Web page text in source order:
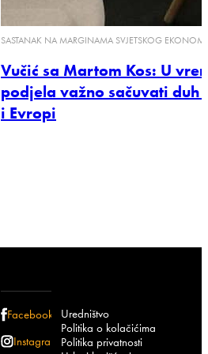
SASTANAK NA MARGINAMA SVJETSKOG
Vučić sa Martom Kos: U
podjela važno sačuvati duh
i Evropi
Facebook
Instagram
Uredništvo
Politika o kolačićima
Politika privatnosti